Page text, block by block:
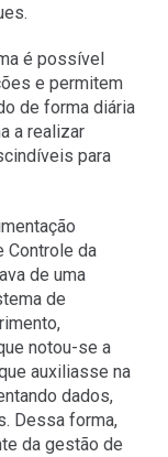
é possível
e permitem
de forma diária
a realizar
para
Controle da
de uma
de
notou-se a
auxiliasse na
dados,
Dessa forma,
da gestão de